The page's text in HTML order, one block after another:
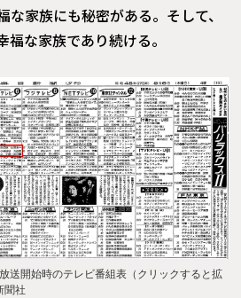
な家族にも秘密がある。そして、
な家族であり続ける。
送開始時のテレビ番組表（クリックすると拡
聞社